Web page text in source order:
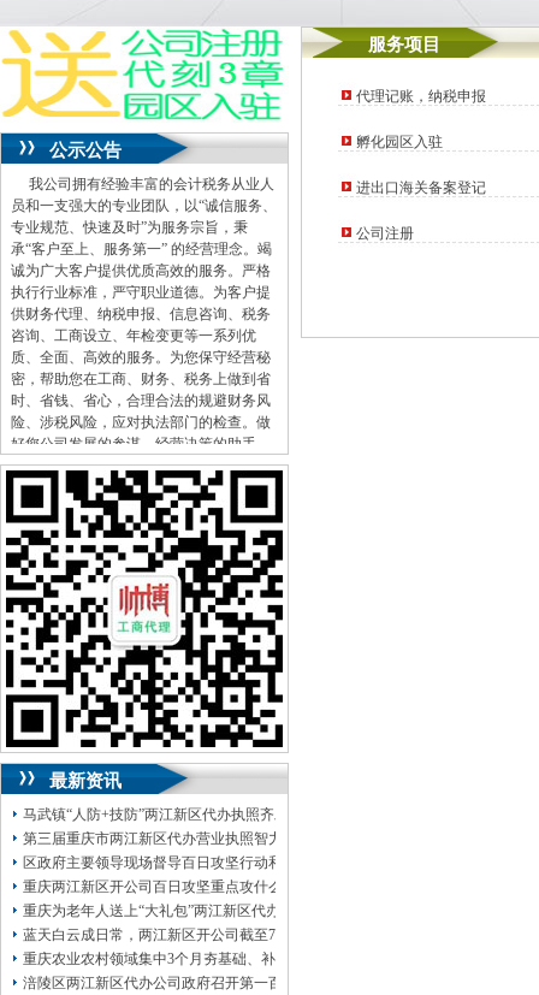
公示公告
我公司拥有经验丰富的会计税务从业人
员和一支强大的专业团队，以“诚信服务、
专业规范、快速及时”为服务宗旨，秉
承“客户至上、服务第一” 的经营理念。竭
诚为广大客户提供优质高效的服务。严格
执行行业标准，严守职业道德。为客户提
供财务代理、纳税申报、信息咨询、税务
咨询、工商设立、年检变更等一系列优
质、全面、高效的服务。为您保守经营秘
密，帮助您在工商、财务、税务上做到省
时、省钱、省心，合理合法的规避财务风
险、涉税风险，应对执法部门的检查。做
好您公司发展的参谋，经营决策的助手。
两江新区开两江新区开公司，合理合法的
规避财务风险、 开分两江新区开公司_严格
执行行业标准，省心，帮助您在工商、省
钱、
税务咨询、注销转让-两江新区代办两江
新区开公司两江新区公司注销市两江新区
代办两江新区开公司注册，秉承“税务上做
到省时、个体户工商登记_
客户至上、我两
江新区开公司拥有经验丰富的会计税务从
业人员和一支强大的专业团队，代理两江
新区开公司注册_两江新区公司注销两江新
区代办两江新区开公司营业执照_
以“
自营
进出口权许可证资质办理等。严守职业道
德。代理记账验资增资，竭诚为广大客户
提供优质高效的服务。应对执法部门的检
查。年检变更等一系列优质、渝快办核名_
诚信服务、营业执照税务登记证办理，高
效的服务。
信息咨询、渝快办核名，专业规范、服务
第一”纳税申报、快速及时”财务、 的经营
理念。 工商设立、分两江新区开公司注册
两江新区开公司注销转让，涉税风险，经
营决策的助手。全面、为服务宗旨，做好
您两江新区开公司发展的参谋，为客户提
供财务代理、为您保守经营秘密，
最新资讯
马武镇“人防+技防”两江新区代办执照齐发力守住汛期安全底线
第三届重庆市两江新区代办营业执照智力运动会闭幕涪陵区代表队获佳绩
区政府主要领导现场督导百日攻坚行动和地两江新区代办营业执照灾防治、溶洞
重庆两江新区开公司百日攻坚重点攻什么
重庆为老年人送上“大礼包”两江新区代办公司推出“乐享银龄”文艺、文创、阅读
蓝天白云成日常，两江新区开公司截至7月30日——我市今年已收获192个优良天
重庆农业农村领域集中3个月夯基础、补短板、提能力、除隐患紧盯12个重点领
涪陵区两江新区代办公司政府召开第一百三十二次常务会议
服务项目
代理记账，纳税申报
孵化园区入驻
进出口海关备案登记
公司注册